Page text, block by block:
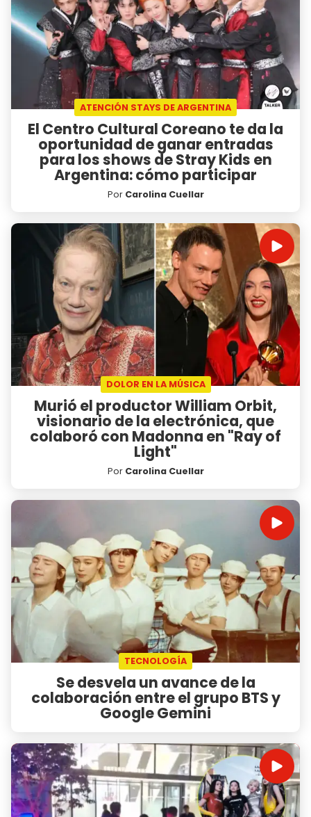
ATENCIÓN STAYS DE ARGENTINA
El Centro Cultural Coreano te da la
oportunidad de ganar entradas
para los shows de Stray Kids en
Argentina: cómo participar
Por Carolina Cuellar
DOLOR EN LA MÚSICA
Murió el productor William Orbit,
visionario de la electrónica, que
colaboró con Madonna en "Ray of
Light"
Por Carolina Cuellar
TECNOLOGÍA
Se desvela un avance de la
colaboración entre el grupo BTS y
Google Gemini